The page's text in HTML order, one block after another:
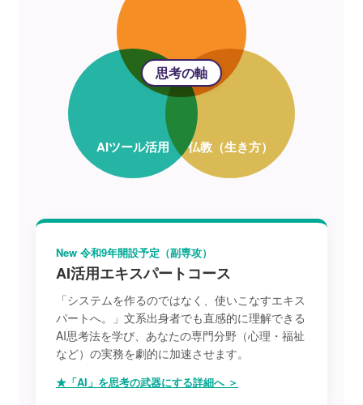
AIツール活用 仏教（生き方）
思考の軸
New 令和9年開設予定（副専攻）
AI活用エキスパートコース
「システムを作るのではなく、使いこなすエキス
パートへ。」文系出身者でも直感的に理解できる
AI思考法を学び、あなたの専門分野（心理・福祉
など）の実務を劇的に加速させます。
★「AI」を思考の武器にする詳細へ ＞